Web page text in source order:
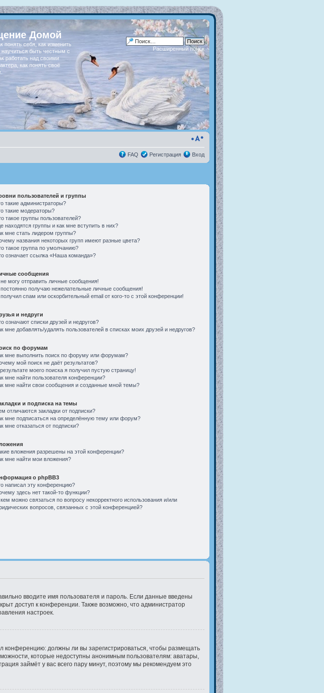
Домой
понять себя, как изменить
научиться быть честным с
работать над своими
как понять своё
Расширенный поиск
FAQ Регистрация Вход
пользователей и группы
такие администраторы?
такие модераторы?
такое группы пользователей?
находятся группы и как мне вступить в них?
мне стать лидером группы?
названия некоторых групп имеют разные цвета?
такое группа по умолчанию?
означает ссылка «Наша команда»?
сообщения
могу отправить личные сообщения!
получаю нежелательные личные сообщения!
спам или оскорбительный email от кого-то с этой конференции!
и недруги
означают списки друзей и недругов?
мне добавлять/удалять пользователей в списках моих друзей и недругов?
по форумам
мне выполнить поиск по форуму или форумам?
мой поиск не даёт результатов?
моего поиска я получил пустую страницу!
мне найти пользователя конференции?
мне найти свои сообщения и созданные мной темы?
и подписка на темы
отличаются закладки от подписки?
мне подписаться на определённую тему или форум?
мне отказаться от подписки?
вложения разрешены на этой конференции?
мне найти мои вложения?
о phpBB3
написал эту конференцию?
здесь нет такой-то функции?
можно связаться по вопросу некорректного использования и/или
вопросов, связанных с этой конференцией?
вводите имя пользователя и пароль. Если данные введены
доступ к конференции. Также возможно, что администратор
настроек.
конференцию: должны ли вы зарегистрироваться, чтобы размещать
которые недоступны анонимным пользователям: аватары,
займёт у вас всего пару минут, поэтому мы рекомендуем это